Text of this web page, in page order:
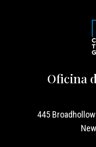
Oficina
445